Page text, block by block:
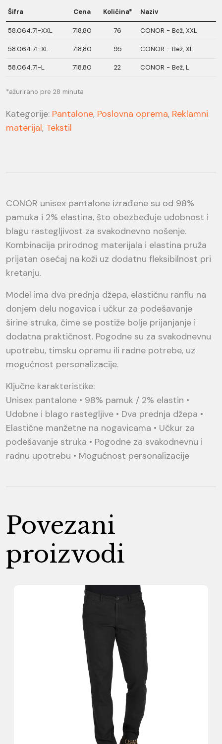
Šifra Cena Količina* Naziv
58.064.71-XXL 718,80 76 CONOR - Bež, XXL
58.064.71-XL 718,80 95 CONOR - Bež, XL
58.064.71-L 718,80 22 CONOR - Bež, L
*ažurirano pre 28 minuta
Kategorije: Pantalone, Poslovna oprema, Reklamni
materijal, Tekstil
CONOR unisex pantalone izrađene su od 98%
pamuka i 2% elastina, što obezbeđuje udobnost i
blagu rastegljivost za svakodnevno nošenje.
Kombinacija prirodnog materijala i elastina pruža
prijatan osećaj na koži uz dodatnu fleksibilnost pri
kretanju.
Model ima dva prednja džepa, elastičnu ranflu na
donjem delu nogavica i učkur za podešavanje
širine struka, čime se postiže bolje prijanjanje i
dodatna praktičnost. Pogodne su za svakodnevnu
upotrebu, timsku opremu ili radne potrebe, uz
mogućnost personalizacije.
Ključne karakteristike:
Unisex pantalone • 98% pamuk / 2% elastin •
Udobne i blago rastegljive • Dva prednja džepa •
Elastične manžetne na nogavicama • Učkur za
podešavanje struka • Pogodne za svakodnevnu i
radnu upotrebu • Mogućnost personalizacije
Povezani
proizvodi